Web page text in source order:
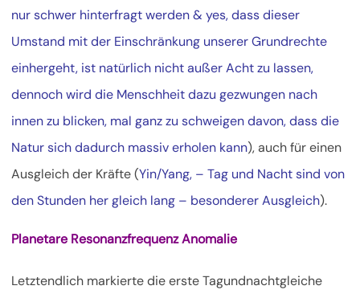
nur schwer hinterfragt werden & yes, dass dieser
Umstand mit der Einschränkung unserer Grundrechte
einhergeht, ist natürlich nicht außer Acht zu lassen,
dennoch wird die Menschheit dazu gezwungen nach
innen zu blicken, mal ganz zu schweigen davon, dass die
Natur sich dadurch massiv erholen kann), auch für einen
Ausgleich der Kräfte (Yin/Yang, – Tag und Nacht sind von
den Stunden her gleich lang – besonderer Ausgleich).
Planetare Resonanzfrequenz Anomalie
Letztendlich markierte die erste Tagundnachtgleiche